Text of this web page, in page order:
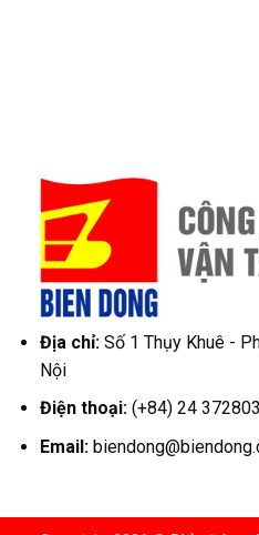
Địa chỉ:Số 1 Thụy Khuê -
Nội
Điện thoại:(+84) 24
Email: